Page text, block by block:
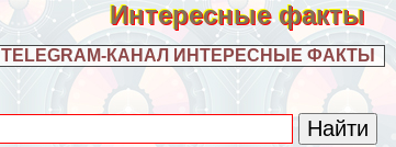
Интересные факты
TELEGRAM-КАНАЛ ИНТЕРЕСНЫЕ ФАКТЫ